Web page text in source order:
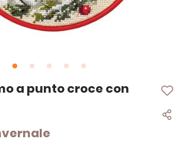
a punto croce con